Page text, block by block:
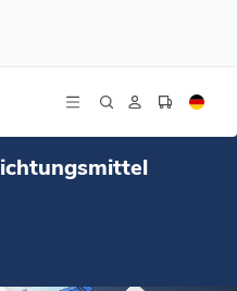
Datenblatt – Englisch